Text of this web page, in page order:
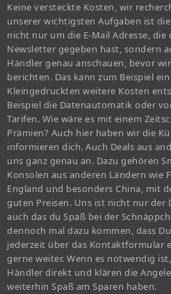
Keine versteckte Kosten, wir
unserer wichtigsten Aufgaben ist
nicht nur um die E-Mail Adresse,
Newsletter gegeben hast, sondern
Händler genau anschauen, bevor
berichten. Das kann zum Beispiel
Kleingedruckten weitere Kosten
Beispiel die Datenautomatik oder
Tarifen. Wie wäre es mit einem
Prämien? Auch hier haben wir die
informieren dich. Auch Deals aus
uns ganz genau an. Dazu gehören
Konsolen aus anderen Ländern wie
England und besonders China, mit
guten Preisen. Uns ist nicht nur der
auch das du Spaß bei der
dennoch mal dazu kommen, dass
jederzeit über das Kontaktformular
gerne weiter. Wenn es notwendig
Händler direkt und klären die
weiterhin Spaß am Sparen haben.